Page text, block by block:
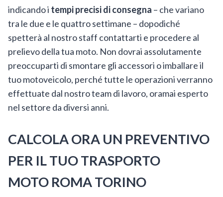
indicando i tempi precisi di consegna – che variano
tra le due e le quattro settimane – dopodiché
spetterà al nostro staff contattarti e procedere al
prelievo della tua moto. Non dovrai assolutamente
preoccuparti di smontare gli accessori o imballare il
tuo motoveicolo, perché tutte le operazioni verranno
effettuate dal nostro team di lavoro, oramai esperto
nel settore da diversi anni.
CALCOLA ORA UN PREVENTIVO
PER IL TUO TRASPORTO
MOTO ROMA TORINO